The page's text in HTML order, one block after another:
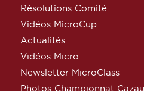
Résolutions Comité
Vidéos MicroCup
Actualités
Vidéos Micro
Newsletter MicroClass
Photos Championnat